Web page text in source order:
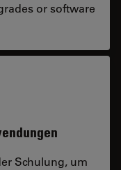
or software
Schulung, um